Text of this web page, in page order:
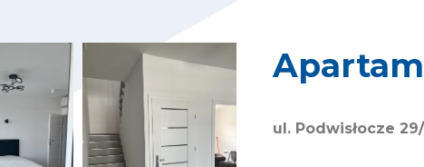
ul. Podwisłocze